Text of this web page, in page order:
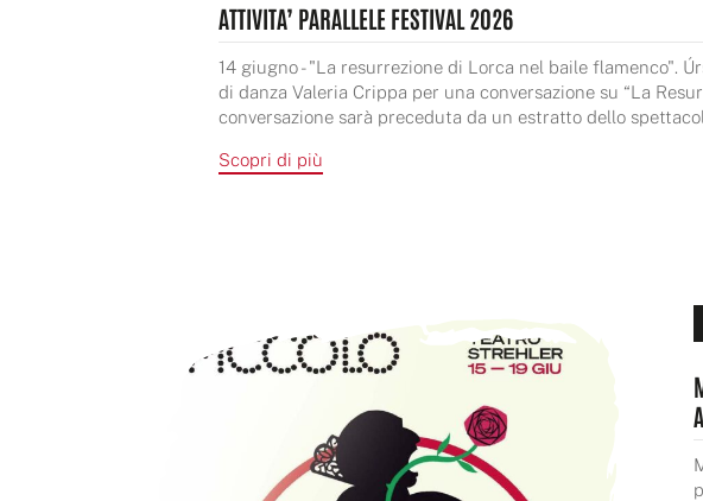
ATTIVITA’ PARALLELE FESTIVAL 2026
14 giugno - "La resurrezione di Lorca nel baile flamenco".
di danza Valeria Crippa per una conversazione su “La
conversazione sarà preceduta da un estratto dello
Scopri di più